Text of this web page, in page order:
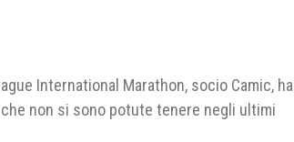
International Marathon, socio Camic, ha
non si sono potute tenere negli ultimi